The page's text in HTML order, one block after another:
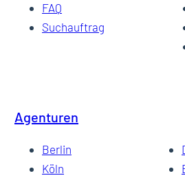
FAQ
Suchauftrag
Agenturen
Berlin
Köln